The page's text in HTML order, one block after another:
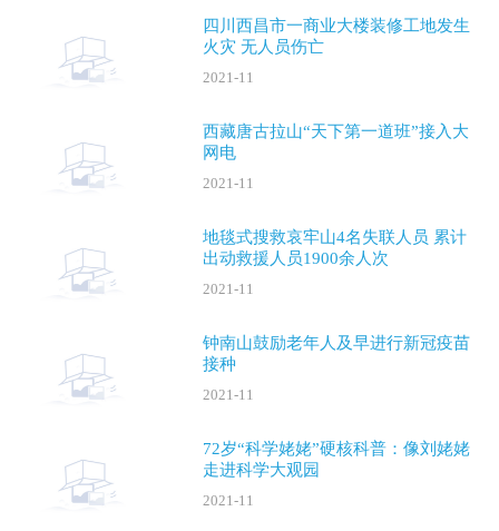
四川西昌市一商业大楼装修工地发生
火灾 无人员伤亡
2021-11
西藏唐古拉山“天下第一道班”接入大
网电
2021-11
地毯式搜救哀牢山4名失联人员 累计
出动救援人员1900余人次
2021-11
钟南山鼓励老年人及早进行新冠疫苗
接种
2021-11
72岁“科学姥姥”硬核科普：像刘姥姥
走进科学大观园
2021-11